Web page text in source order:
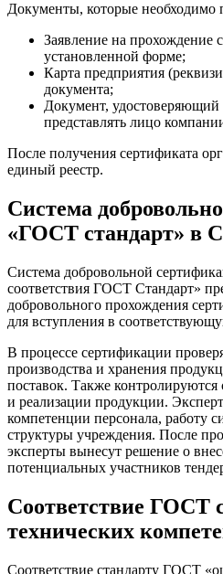
Документы, которые необходимо
Заявление на прохождение
установленной форме;
Карта предприятия
документа;
Документ, удостоверяющий
представлять лицо
После получения сертификата
единый реестр.
Система
«ГОСТ стандарт» в
Система добровольной
соответствия ГОСТ Стандарт»
добровольного прохождения
для вступления в
В процессе сертификации
производства и хранения
поставок. Также
и реализации продукции.
компетенции персонала, работу
структуры учреждения. После
эксперты вынесут решение о
потенциальных участников
Соответствие ГОСТ
технических
Соответствие стандарту ГОСТ